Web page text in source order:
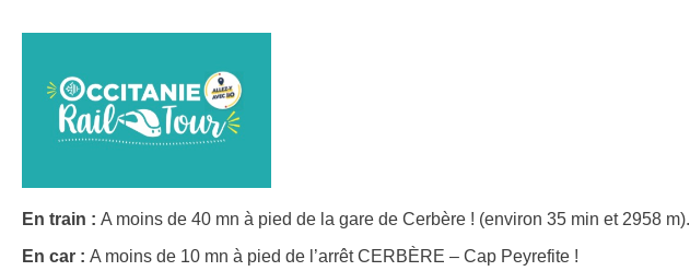
En train : A moins de 40 mn à pied de la gare de Cerbère ! (environ 35 min et 2958 m).
En car : A moins de 10 mn à pied de l’arrêt CERBÈRE – Cap Peyrefite !